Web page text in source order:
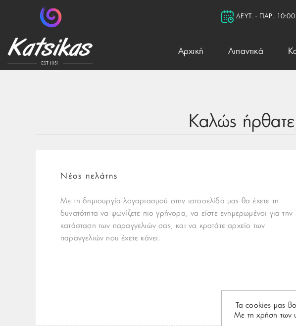
ΔΕΥΤ. - ΠΑΡ. 10:00
Aρχική Λιπαντικά
Καλώς
Νέος πελάτης
Με τη δημιουργία λογαριασμού στην ιστοσελίδα μας θα έχετε τη
δυνατότητα να ψωνίζετε πιο γρήγορα, να είστε ενημερωμένοι για την
κατάσταση των παραγγελιών σας, και να κρατάτε αρχείο των
παραγγελιών που έχετε κάνει.
Τα cookies μας
Με τη χρήση των